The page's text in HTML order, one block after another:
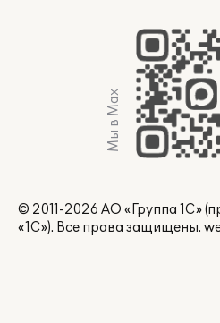
Мы в Max
© 2011-2026 АО «Группа 1С»
«1С»). Все права защищены.